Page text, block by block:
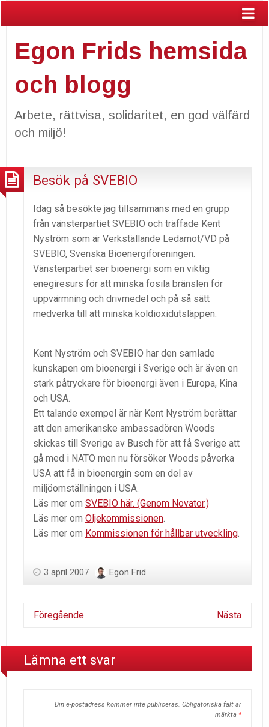
Egon Frids hemsida
och blogg
Arbete, rättvisa, solidaritet, en god välfärd
och miljö!
Besök på SVEBIO
Idag så besökte jag tillsammans med en grupp
från vänsterpartiet SVEBIO och träffade Kent
Nyström som är Verkställande Ledamot/VD på
SVEBIO, Svenska Bioenergiföreningen.
Vänsterpartiet ser bioenergi som en viktig
enegiresurs för att minska fosila bränslen för
uppvärmning och drivmedel och på så sätt
medverka till att minska koldioxidutsläppen.
Kent Nyström och SVEBIO har den samlade
kunskapen om bioenergi i Sverige och är även en
stark påtryckare för bioenergi även i Europa, Kina
och USA.
Ett talande exempel är när Kent Nyström berättar
att den amerikanske ambassadören Woods
skickas till Sverige av Busch för att få Sverige att
gå med i NATO men nu försöker Woods påverka
USA att få in bioenergin som en del av
miljöomställningen i USA.
Läs mer om SVEBIO här. (Genom Novator.)
Läs mer om Oljekommissionen
Läs mer om Kommissionen för hållbar utveckling
3 april 2007 Egon Frid
Föregående Nästa
Lämna ett svar
Din e-postadress kommer inte publiceras. Obligatoriska fält är
märkta *